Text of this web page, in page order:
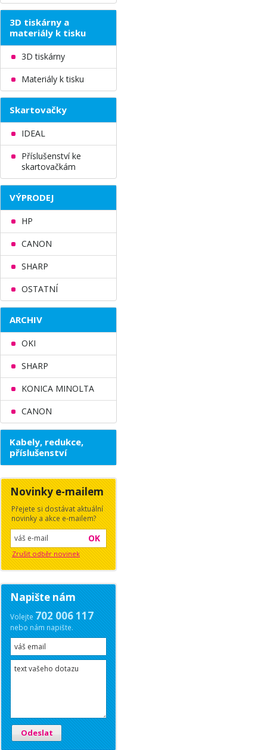
3D tiskárny a
materiály k tisku
3D tiskárny
Materiály k tisku
Skartovačky
IDEAL
Příslušenství ke
skartovačkám
VÝPRODEJ
HP
CANON
SHARP
OSTATNÍ
ARCHIV
OKI
SHARP
KONICA MINOLTA
CANON
Kabely, redukce,
příslušenství
Novinky e-mailem
Přejete si dostávat aktuální
novinky a akce e-mailem?
OK
Zrušit odběr novinek
Napište nám
Volejte702 006 117
nebo nám napište.
Odeslat